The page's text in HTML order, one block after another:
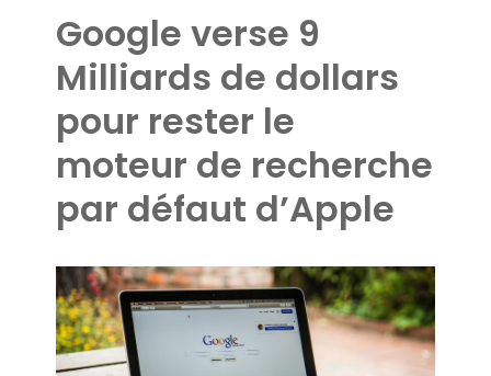
Google verse 9
Milliards de dollars
pour rester le
moteur de recherche
par défaut d’Apple